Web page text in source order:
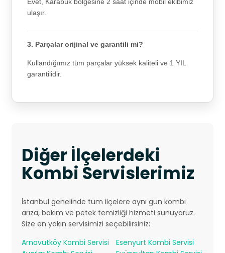
ulaşır.
3. Parçalar orijinal ve garantili mi?
Kullandığımız tüm parçalar yüksek kaliteli ve 1 YIL
garantilidir.
Diğer İlçelerdeki
Kombi Servislerimiz
İstanbul genelinde tüm ilçelere aynı gün kombi
arıza, bakım ve petek temizliği hizmeti sunuyoruz.
Size en yakın servisimizi seçebilirsiniz:
Arnavutköy Kombi Servisi
Esenyurt Kombi Servisi